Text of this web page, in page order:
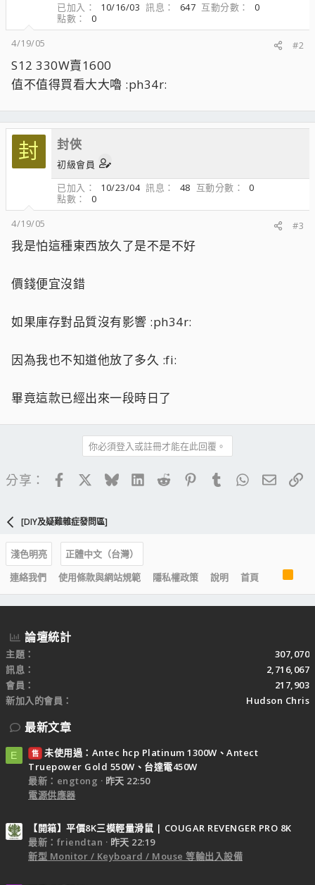
已加入
10/16/03 訊息 647 互動分數
0
點數
0
4/19/05
#2
S12 330W賣1600
值不值得買看大大嚕 :ph34r:
封 封俠
初級會員
已加入
10/23/04 訊息 48 互動分數
0
點數
0
4/19/05
#3
我是怕這種東西放久了是不是不好
價錢便宜沒錯
如果庫存對品質沒有影響 :ph34r:
因為我也不知道他放了多久 :fi:
畢竟這款已經出來一段時日了
你必須登入或註冊才能在此回覆。
分享： FacebookBlueskyLinkedIn
Reddit PinterestTumblrWhatsApp
電子
[DIY及疑難雜症發問區]
淺色明亮
正體中文（台灣）
連絡我們
使用條款與網站規範 隱私權政策 說明 首頁
S
論壇統計
主題
307,070
訊息
2,716,067
會員
217,903
新加入的會員
Hudson Chris
最新文章
E 售 未使用過：Antec hcp Platinum 1300W、Antect
Truepower Gold 550W、台達電450W
最新：engtong
昨天 22:50
電源供應器
【開箱】平價8K三模輕量滑鼠 | COUGAR REVENGER PRO 8K
最新：friendtan
昨天 22:19
新型 Monitor / Keyboard / Mouse 等輸出入設備